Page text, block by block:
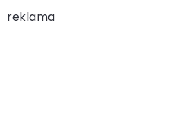
reklama